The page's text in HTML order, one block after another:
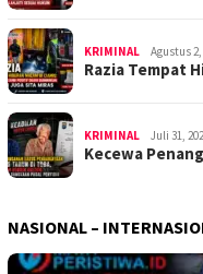
KRIMINAL Agustus 2,
Razia Tempat
KRIMINAL Juli 31,
Kecewa
NASIONAL –